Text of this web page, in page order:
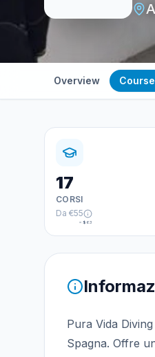
Overview
17
CORSI
Da €55
≈ $63
Pura Vida
Spagna. Offre